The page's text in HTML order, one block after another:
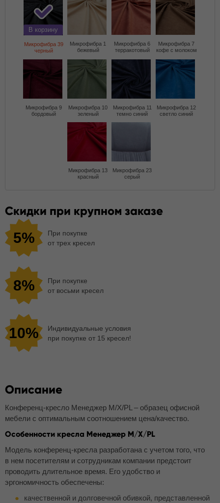
В корзину
Микрофибра 39
черный
Микрофибра 1
бежевый
Микрофибра 6
терракотовый
Микрофибра 7
кофе с молоком
Микрофибра 9
бордовый
Микрофибра 10
зеленый
Микрофибра 11
темно синий
Микрофибра 12
светло синий
Микрофибра 13
красный
Микрофибра 23
серый
Скидки при крупном заказе
5%
При покупке
от трех кресел
8%
При покупке
от восьми кресел
10%
Индивидуальные условия
при покупке от 15 кресел!
Описание
Конференц-кресло Менеджер M/X/PL – образец офисной
мебели с оптимальным соотношением цена/качество.
Особенности кресла Менеджер M/X/PL
Модель конференц-кресла разработана с учетом того, что
в нем посетителям и сотрудникам компании предстоит
проводить длительное время. Его удобство и
эргономичность обеспечены:
качественной и долговечной обивкой, представленной